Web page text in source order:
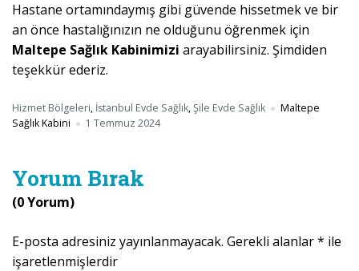
Hastane ortamındaymış gibi güvende hissetmek ve bir
an önce hastalığınızın ne olduğunu öğrenmek için
Maltepe Sağlık Kabinimizi arayabilirsiniz. Şimdiden
teşekkür ederiz.
Hizmet Bölgeleri, İstanbul Evde Sağlık,Şile Evde Sağlık
Maltepe
Sağlık Kabini
1 Temmuz 2024
Yorum Bırak
(0 Yorum)
E-posta adresiniz yayınlanmayacak. Gerekli alanlar* ile
işaretlenmişlerdir